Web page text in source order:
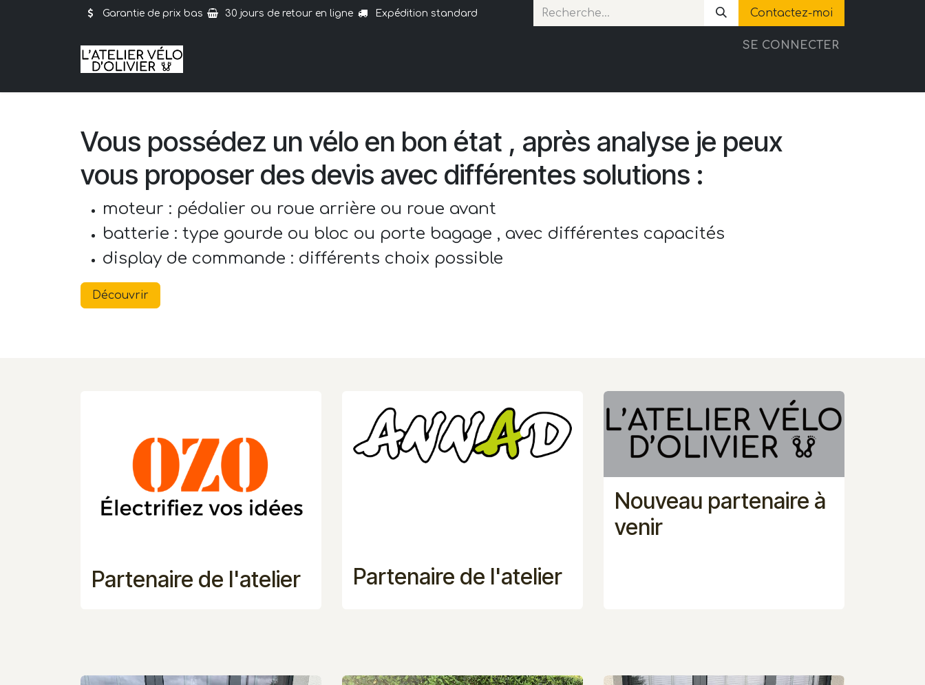
Se rendre au contenuGarantie de prix bas 30 jours de retour en ligne Expédition standard Contactez-moi
SE CONNECTER
Vous possédez un vélo en bon état , après analyse je peux
vous proposer des devis avec différentes solutions :
moteur : pédalier ou roue arrière ou roue avant
batterie : type gourde ou bloc ou porte bagage , avec différentes capacités
display de commande : différents choix possible
Découvrir
Partenaire de l'atelier Partenaire de l'atelier
Nouveau partenaire à
venir